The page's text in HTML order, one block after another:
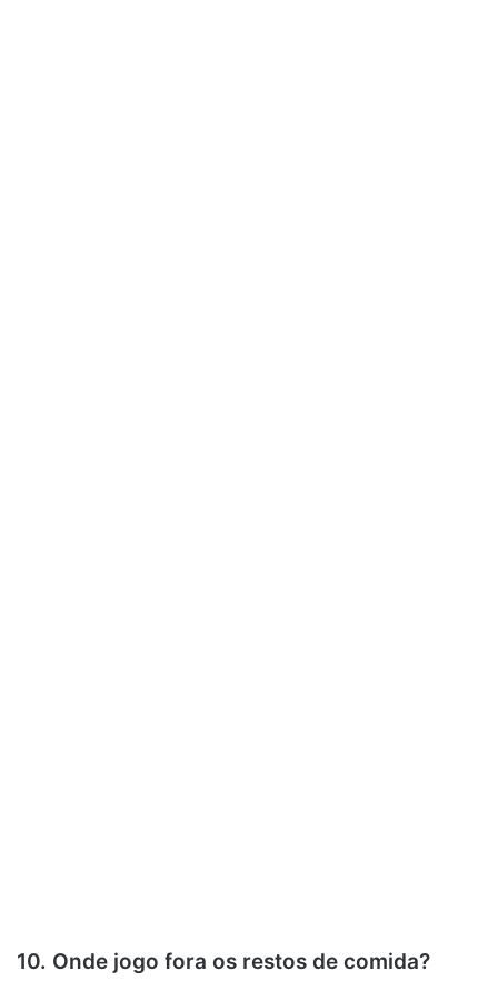
10. Onde jogo fora os restos de comida?